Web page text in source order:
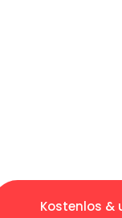
Kostenlos &